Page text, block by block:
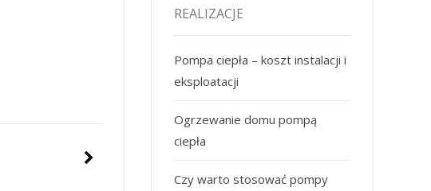
REALIZACJE
Pompa ciepła – koszt instalacji i
eksploatacji
Ogrzewanie domu pompą
ciepła
Czy warto stosować pompy